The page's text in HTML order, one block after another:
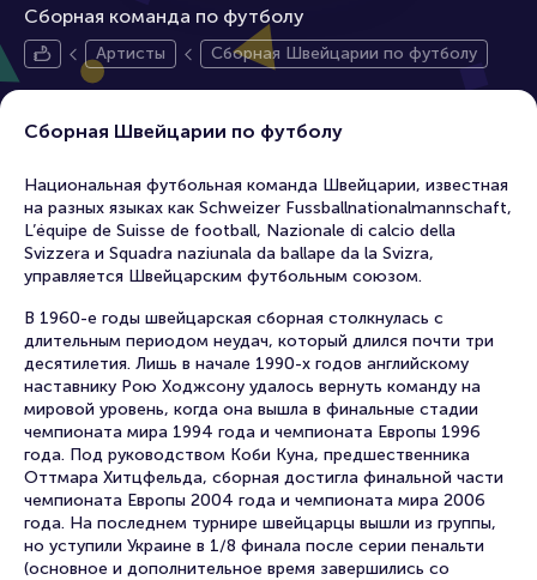
Сборная команда по футболу
Артисты Сборная Швейцарии по футболу
Сборная Швейцарии по футболу
Национальная футбольная команда Швейцарии, известная
на разных языках как Schweizer Fussballnationalmannschaft,
L’équipe de Suisse de football, Nazionale di calcio della
Svizzera и Squadra naziunala da ballape da la Svizra,
управляется Швейцарским футбольным союзом.
В 1960-е годы швейцарская сборная столкнулась с
длительным периодом неудач, который длился почти три
десятилетия. Лишь в начале 1990-х годов английскому
наставнику Рою Ходжсону удалось вернуть команду на
мировой уровень, когда она вышла в финальные стадии
чемпионата мира 1994 года и чемпионата Европы 1996
года. Под руководством Коби Куна, предшественника
Оттмара Хитцфельда, сборная достигла финальной части
чемпионата Европы 2004 года и чемпионата мира 2006
года. На последнем турнире швейцарцы вышли из группы,
но уступили Украине в 1/8 финала после серии пенальти
(основное и дополнительное время завершились со